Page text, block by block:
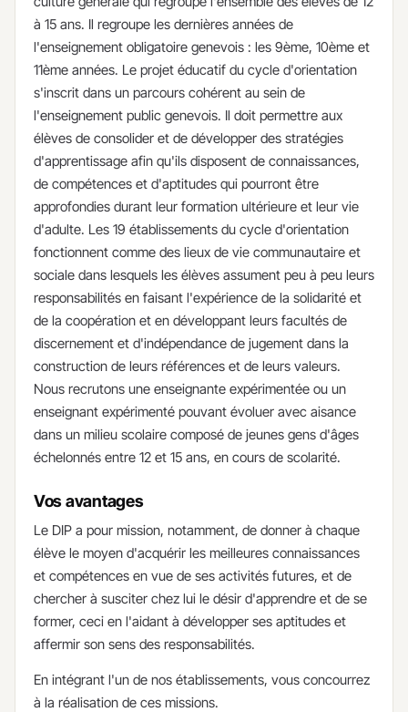
à 15 ans. Il regroupe les dernières années de
l'enseignement obligatoire genevois : les 9ème, 10ème et
11ème années. Le projet éducatif du cycle d'orientation
s'inscrit dans un parcours cohérent au sein de
l'enseignement public genevois. Il doit permettre aux
élèves de consolider et de développer des stratégies
d'apprentissage afin qu'ils disposent de connaissances,
de compétences et d'aptitudes qui pourront être
approfondies durant leur formation ultérieure et leur vie
d'adulte. Les 19 établissements du cycle d'orientation
fonctionnent comme des lieux de vie communautaire et
sociale dans lesquels les élèves assument peu à peu leurs
responsabilités en faisant l'expérience de la solidarité et
de la coopération et en développant leurs facultés de
discernement et d'indépendance de jugement dans la
construction de leurs références et de leurs valeurs.
Nous recrutons une enseignante expérimentée ou un
enseignant expérimenté pouvant évoluer avec aisance
dans un milieu scolaire composé de jeunes gens d'âges
échelonnés entre 12 et 15 ans, en cours de scolarité.
Vos avantages
Le DIP a pour mission, notamment, de donner à chaque
élève le moyen d'acquérir les meilleures connaissances
et compétences en vue de ses activités futures, et de
chercher à susciter chez lui le désir d'apprendre et de se
former, ceci en l'aidant à développer ses aptitudes et
affermir son sens des responsabilités.
En intégrant l'un de nos établissements, vous concourrez
à la réalisation de ces missions.